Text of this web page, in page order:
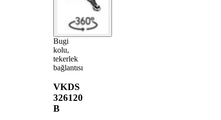
Bugi
kolu,
tekerlek
bağlantısı
VKDS
326120
B